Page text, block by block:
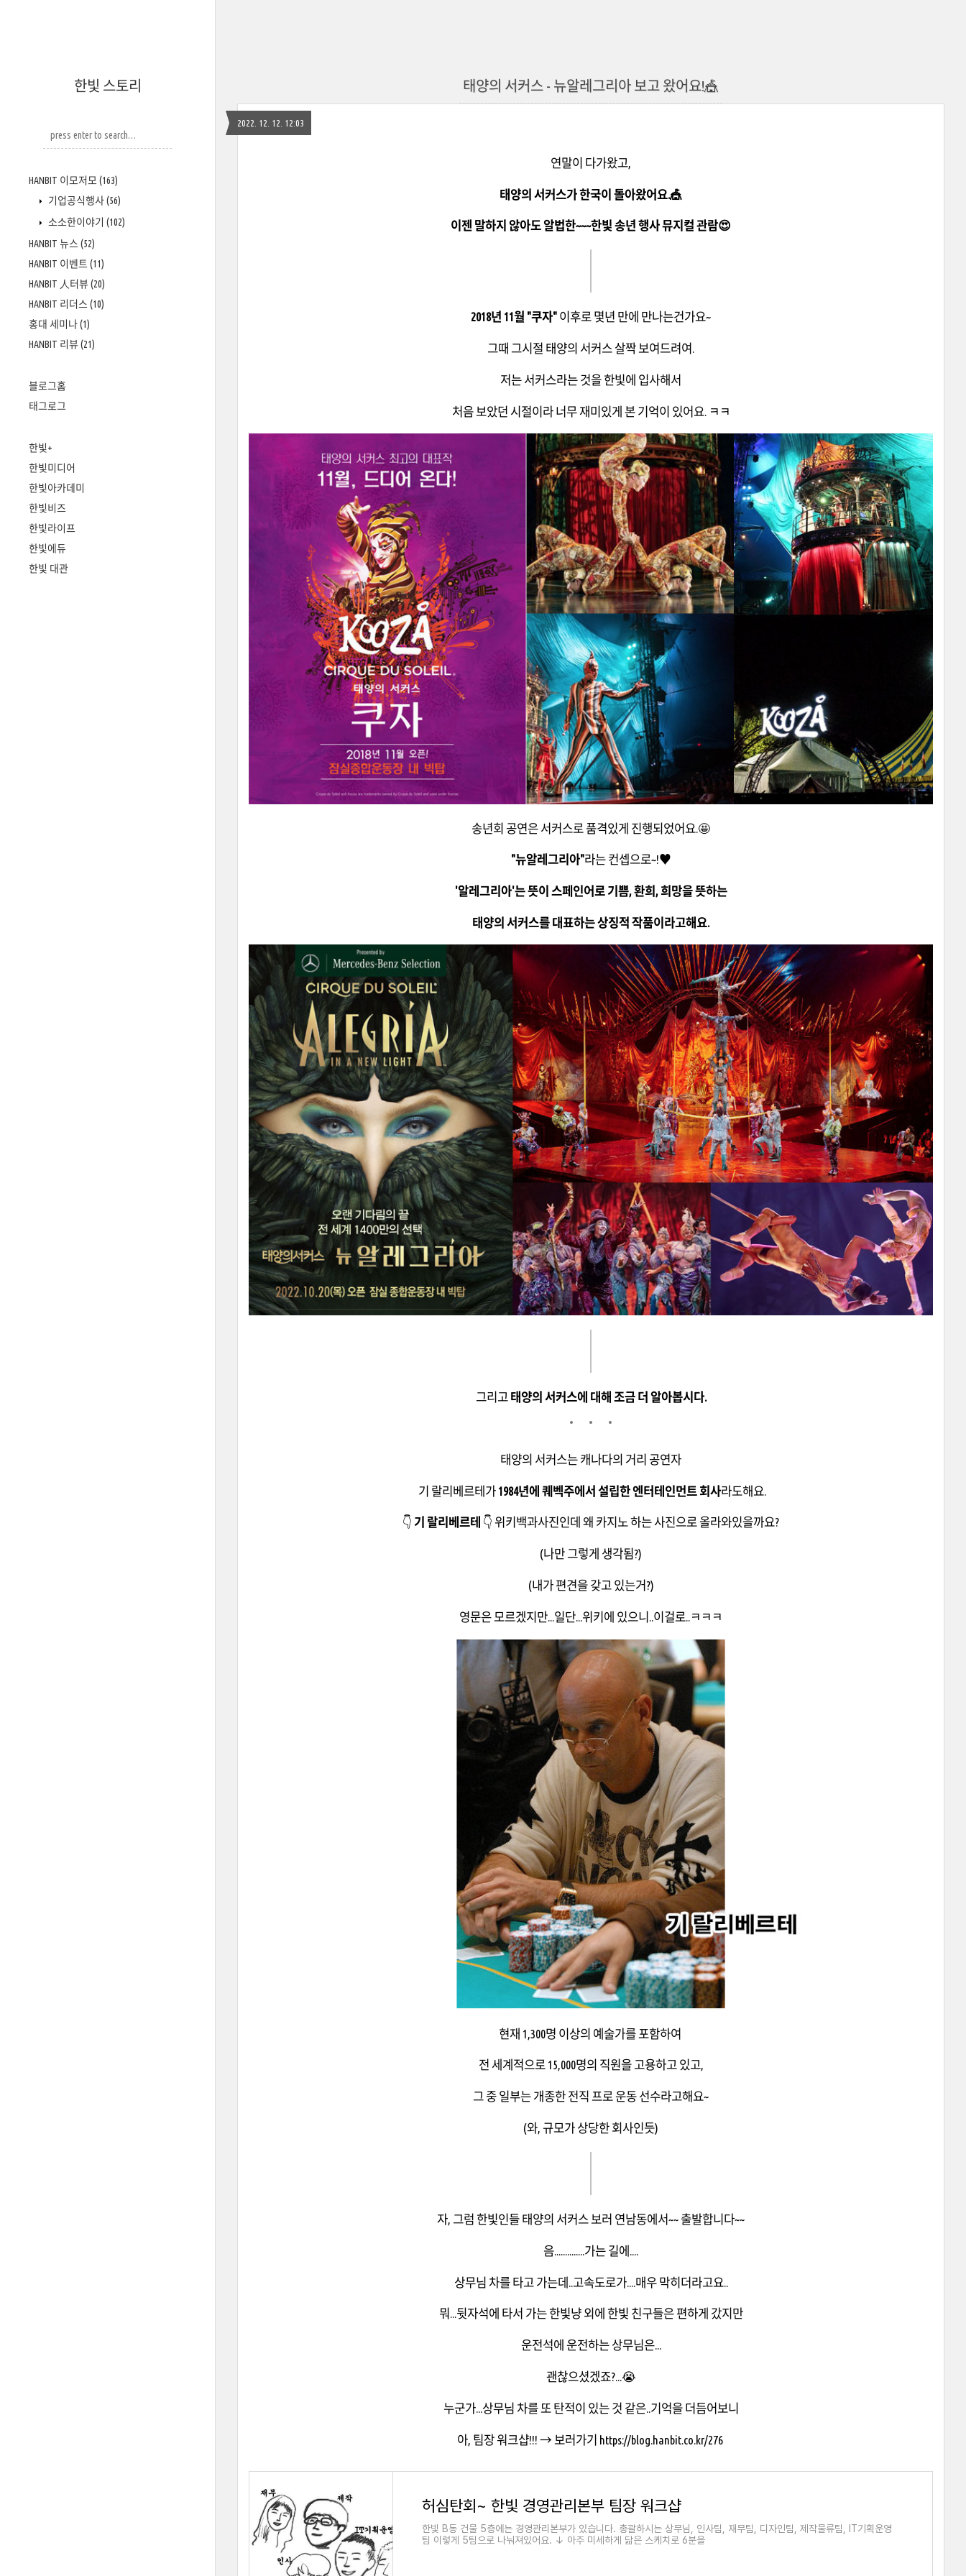
한빛 스토리
HANBIT 이모저모 (163)
기업공식행사(56)
소소한이야기 (102)
HANBIT 뉴스 (52)
HANBIT 이벤트 (11)
HANBIT 人터뷰 (20)
HANBIT 리더스 (10)
홍대 세미나(1)
HANBIT 리뷰 (21)
블로그홈
태그로그
한빛+
한빛미디어
한빛아카데미
한빛비즈
한빛라이프
한빛에듀
한빛 대관
태양의 서커스 - 뉴알레그리아 보고 왔어요!🎪
2022. 12. 12. 12:03
연말이 다가왔고,
태양의 서커스가 한국이 돌아왔어요.🎪
이젠 말하지 않아도 알법한~~~한빛 송년 행사 뮤지컬 관람😍
2018년 11월 "쿠자" 이후로 몇년 만에 만나는건가요~
그때 그시절 태양의 서커스 살짝 보여드려여.
저는 서커스라는 것을 한빛에 입사해서
처음 보았던 시절이라 너무 재미있게 본 기억이 있어요. ㅋㅋ
송년회 공연은 서커스로 품격있게 진행되었어요.🤩
"뉴알레그리아"라는 컨셉으로~!♥
'알레그리아'는 뜻이 스페인어로 기쁨, 환희, 희망을 뜻하는
태양의 서커스를 대표하는 상징적 작품이라고해요.
그리고 태양의 서커스에 대해 조금 더 알아봅시다.
태양의 서커스는 캐나다의 거리 공연자
기 랄리베르테가1984년에 퀘벡주에서 설립한 엔터테인먼트 회사라도해요.
👇 기 랄리베르테 👇 위키백과사진인데 왜 카지노 하는 사진으로 올라와있을까요?
(나만 그렇게 생각됨?)
(내가 편견을 갖고 있는거?)
영문은 모르겠지만...일단...위키에 있으니..이걸로..ㅋㅋㅋ
현재 1,300명 이상의 예술가를 포함하여
전 세계적으로 15,000명의 직원을 고용하고 있고,
그 중 일부는 개종한 전직 프로 운동 선수라고해요~
(와, 규모가 상당한 회사인듯)
자, 그럼 한빛인들 태양의 서커스 보러 연남동에서~~ 출발합니다~~
음..............가는 길에....
상무님 차를 타고 가는데..고속도로가....매우 막히더라고요..
뭐...뒷자석에 타서 가는 한빛냥 외에 한빛 친구들은 편하게 갔지만
운전석에 운전하는 상무님은...
괜찮으셨겠죠?...😭
누군가...상무님 차를 또 탄적이 있는 것 같은..기억을 더듬어보니
아, 팀장 워크샵!!! → 보러가기 https://blog.hanbit.co.kr/276
허심탄회~ 한빛 경영관리본부 팀장 워크샵
한빛 B동 건물 5층에는 경영관리본부가 있습니다. 총괄하시는 상무님, 인사팀, 재무팀, 디자인팀, 제작물류팀, IT기획운영
팀 이렇게 5팀으로 나눠져있어요. ↓ 아주 미세하게 닮은 스케치로 6분을